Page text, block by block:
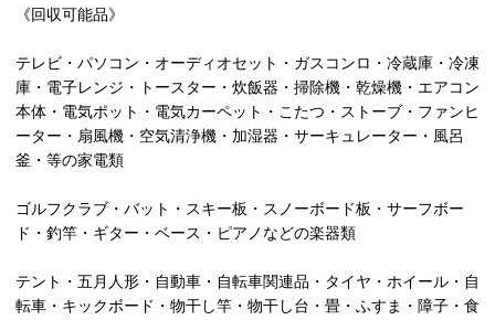
《回収可能品》
テレビ・パソコン・オーディオセット・ガスコンロ・冷蔵庫・冷凍
庫・電子レンジ・トースター・炊飯器・掃除機・乾燥機・エアコン
本体・電気ポット・電気カーペット・こたつ・ストーブ・ファンヒ
ーター・扇風機・空気清浄機・加湿器・サーキュレーター・風呂
釜・等の家電類
ゴルフクラブ・バット・スキー板・スノーボード板・サーフボー
ド・釣竿・ギター・ベース・ピアノなどの楽器類
テント・五月人形・自動車・自転車関連品・タイヤ・ホイール・自
転車・キックボード・物干し竿・物干し台・畳・ふすま・障子・食